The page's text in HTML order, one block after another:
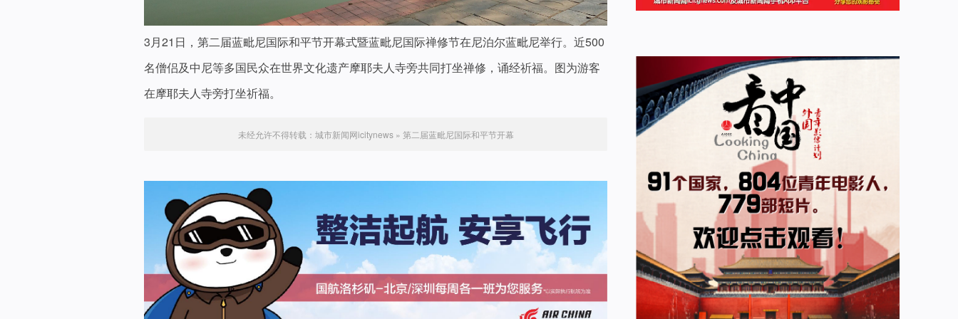
3月21日，第二届蓝毗尼国际和平节开幕式暨蓝毗尼国际禅修节在尼泊尔蓝毗尼举行。近500
名僧侣及中尼等多国民众在世界文化遗产摩耶夫人寺旁共同打坐禅修，诵经祈福。图为游客
在摩耶夫人寺旁打坐祈福。
未经允许不得转载： 城市新闻网icitynews» 第二届蓝毗尼国际和平节开幕